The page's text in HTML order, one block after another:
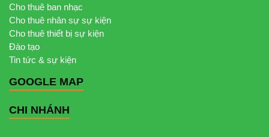
Cho thuê ban nhạc
Cho thuê nhân sự sự kiện
Cho thuê thiết bị sự kiện
Đào tạo
Tin tức & sự kiện
GOOGLE MAP
CHI NHÁNH